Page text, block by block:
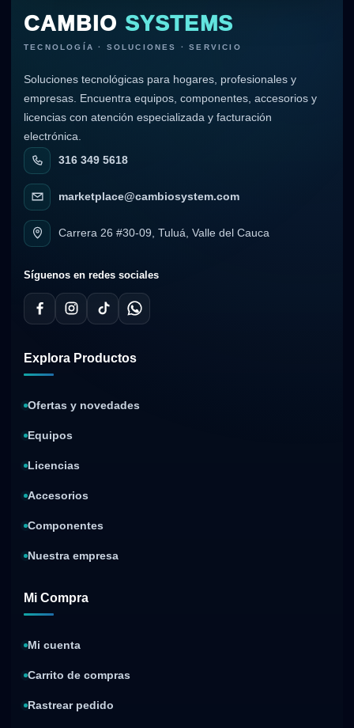
CAMBIO SYSTEMS
TECNOLOGÍA · SOLUCIONES · SERVICIO
Soluciones tecnológicas para hogares, profesionales y
empresas. Encuentra equipos, componentes, accesorios y
licencias con atención especializada y facturación
electrónica.
316 349 5618
marketplace@cambiosystem.com
Carrera 26 #30-09, Tuluá, Valle del Cauca
Síguenos en redes sociales
Explora Productos
Ofertas y novedades
Equipos
Licencias
Accesorios
Componentes
Nuestra empresa
Mi Compra
Mi cuenta
Carrito de compras
Rastrear pedido